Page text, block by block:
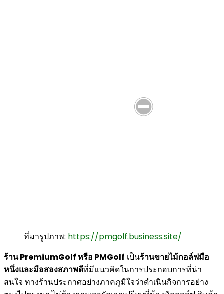
ที่มารูปภาพ: https://pmgolf.business.site/
ร้าน PremiumGolf หรือ PMGolf เป็นร้านขายไม้กอล์ฟมือ
หนึ่งและมือสองสภาพดีที่มีแนวคิดในการประกอบการที่น่า
สนใจ ทางร้านประกาศอย่างภาคภูมิใจว่าดำเนินกิจการอย่าง